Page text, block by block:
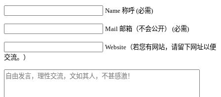
Name 称呼 (必需)
Mail 邮箱（不会公开） (必需)
Website（若您有网站，请留下网址以便
交流。）